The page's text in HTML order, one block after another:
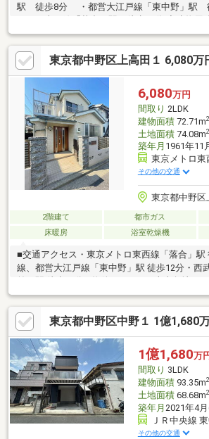
駅 徒歩8分 ・都営大江戸線「東中野」駅
メトロ東西線「落合」駅 徒歩10分 ◆建物用
用どちらにも適す ・鉄骨造につき間取りの
き ・1階部分にはハイルーフ車も駐車可能
種・サイズによります）◆道路付 ・南西約６
形地◆住環境 ・神田川が近く、春は桜が奇
との離隔があり開放感有 ・前面道路は一方
少ない閑静な住宅街◆買物利便 ・新宿駅周
普段使い可
東京都中野区上高田１ 6,080万
6,080万円
間取り 2LDK
建物面積72.71m2
土地面積74.08m2
築年月 1961年11
東京メトロ東
その他の交通
東京都中野区
2階建て 都市ガス
床暖房
浴室乾燥機
■交通アクセス・東京メトロ東西線「落合」駅
線、都営大江戸線「東中野」駅 徒歩12分・西
良好・住友不動産の新築そっくりさんによる
震補強履歴有（2010年）・浴室暖房乾燥機付
ニター付インターホン・全居室に収納有、床下
ション内容・クロス、フローリング新規張替
交換・洗面化粧台新規交換・トイレ新規交換
新規交換・建具新規交換・屋根葺き替え・外壁
強 など
東京都中野区中野１ 1億1,680
1億1,680万
間取り 3LDK
建物面積93.35m2
土地面積68.68m2
築年月 2021年4
ＪＲ中央線
その他の交通